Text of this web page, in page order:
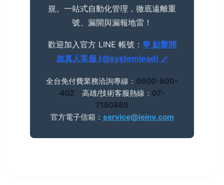
規。一站式自動化管理，徹底遠離重
號、漏開與漏報地雷！
歡迎加入官方 LINE 帳號： 💬 點擊開
啟真人客服 (@systemlead)
全台免付費業務洽詢專線： 0800-800-
402 高雄/技術客服熱線： 07-
7190888
官方電子信箱： service@ieinv.com